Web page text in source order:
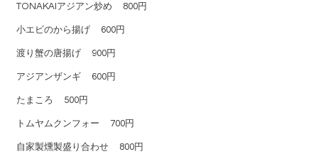
TONAKAIアジアン炒め 800円
小エビのから揚げ 600円
渡り蟹の唐揚げ 900円
アジアンザンギ 600円
たまころ 500円
トムヤムクンフォー 700円
自家製燻製盛り合わせ 800円